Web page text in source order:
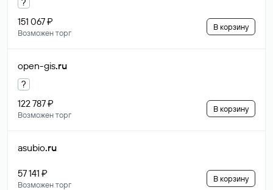
151 067 ₽
Возможен торг
В корзину
open-gis.ru
?
122 787 ₽
Возможен торг
В корзину
asubio.ru
57 141 ₽
Возможен торг
В корзину